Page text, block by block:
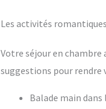
Les activités
Votre séjour en chambre
suggestions pour rendre
Balade main